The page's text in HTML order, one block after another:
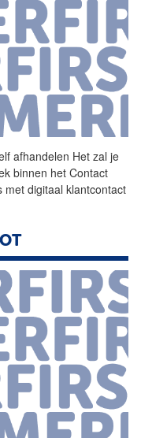
afhandelen Het zal je
binnen het Contact
digitaal klantcontact